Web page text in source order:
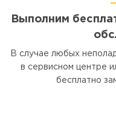
Выполним
В случае любых
в сервисном центре
бесплатно